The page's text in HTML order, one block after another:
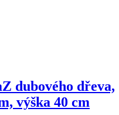
Z dubového dřeva,
výška 40 cm